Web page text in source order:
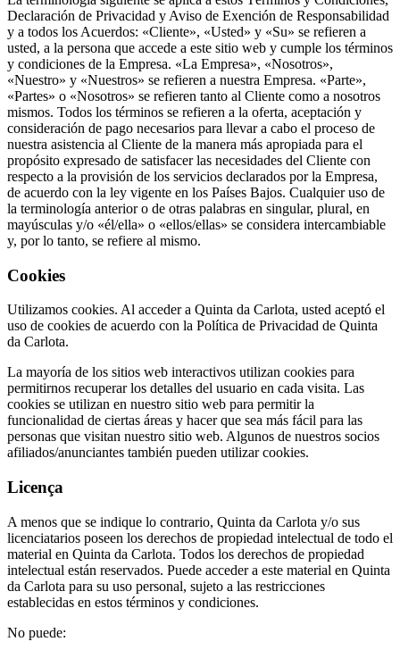
Declaración de Privacidad y Aviso de Exención de Responsabilidad
y a todos los Acuerdos: «Cliente», «Usted» y «Su» se refieren a
usted, a la persona que accede a este sitio web y cumple los términos
y condiciones de la Empresa. «La Empresa», «Nosotros»,
«Nuestro» y «Nuestros» se refieren a nuestra Empresa. «Parte»,
«Partes» o «Nosotros» se refieren tanto al Cliente como a nosotros
mismos. Todos los términos se refieren a la oferta, aceptación y
consideración de pago necesarios para llevar a cabo el proceso de
nuestra asistencia al Cliente de la manera más apropiada para el
propósito expresado de satisfacer las necesidades del Cliente con
respecto a la provisión de los servicios declarados por la Empresa,
de acuerdo con la ley vigente en los Países Bajos. Cualquier uso de
la terminología anterior o de otras palabras en singular, plural, en
mayúsculas y/o «él/ella» o «ellos/ellas» se considera intercambiable
y, por lo tanto, se refiere al mismo.
Cookies
Utilizamos cookies. Al acceder a Quinta da Carlota, usted aceptó el
uso de cookies de acuerdo con la Política de Privacidad de Quinta
da Carlota.
La mayoría de los sitios web interactivos utilizan cookies para
permitirnos recuperar los detalles del usuario en cada visita. Las
cookies se utilizan en nuestro sitio web para permitir la
funcionalidad de ciertas áreas y hacer que sea más fácil para las
personas que visitan nuestro sitio web. Algunos de nuestros socios
afiliados/anunciantes también pueden utilizar cookies.
Licença
A menos que se indique lo contrario, Quinta da Carlota y/o sus
licenciatarios poseen los derechos de propiedad intelectual de todo el
material en Quinta da Carlota. Todos los derechos de propiedad
intelectual están reservados. Puede acceder a este material en Quinta
da Carlota para su uso personal, sujeto a las restricciones
establecidas en estos términos y condiciones.
No puede: